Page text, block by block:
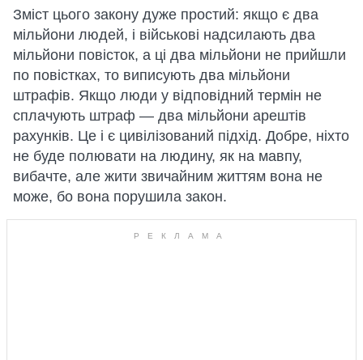
Зміст цього закону дуже простий: якщо є два
мільйони людей, і військові надсилають два
мільйони повісток, а ці два мільйони не прийшли
по повістках, то виписують два мільйони
штрафів. Якщо люди у відповідний термін не
сплачують штраф — два мільйони арештів
рахунків. Це і є цивілізований підхід. Добре, ніхто
не буде полювати на людину, як на мавпу,
вибачте, але жити звичайним життям вона не
може, бо вона порушила закон.